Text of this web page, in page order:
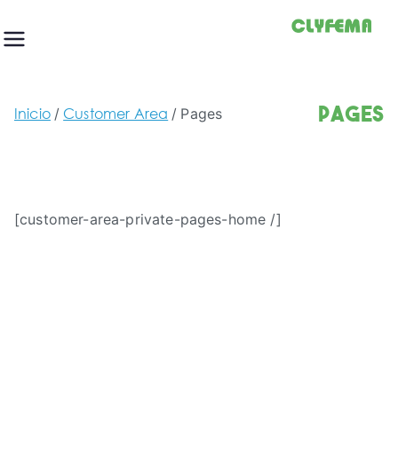
al
Pages
Inicio Customer Area Pages
[customer-area-private-pages-home /]